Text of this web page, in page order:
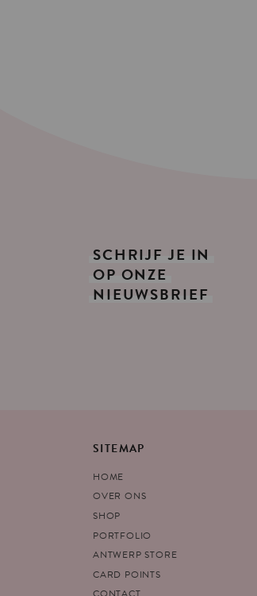
SCHRIJF JE IN
OP ONZE
NIEUWSBRIEF
SITEMAP
HOME
OVER ONS
SHOP
PORTFOLIO
ANTWERP STORE
CARD POINTS